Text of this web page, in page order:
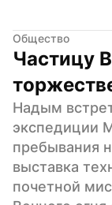
Общество
Частицу
Надым
экспедиции
пребывания
выставка
почетной